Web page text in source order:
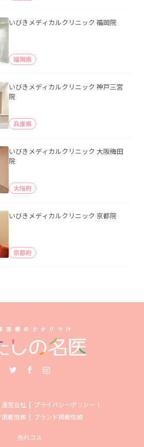
いびきメディカルクリニック 福岡院
福岡県
いびきメディカルクリニック 神戸三宮
院
兵庫県
いびきメディカルクリニック 大阪梅田
院
大阪府
いびきメディカルクリニック 京都院
京都府
運営会社
プライバシーポリシー
載依頼
ブランド掲載依頼
売れコス